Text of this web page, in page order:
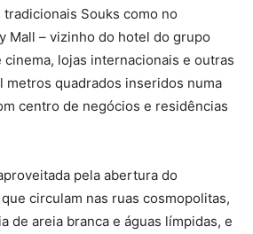
tradicionais Souks como no
Mall – vizinho do hotel do grupo
cinema, lojas internacionais e outras
metros quadrados inseridos numa
centro de negócios e residências
pela abertura do
circulam nas ruas cosmopolitas,
de areia branca e águas límpidas, e